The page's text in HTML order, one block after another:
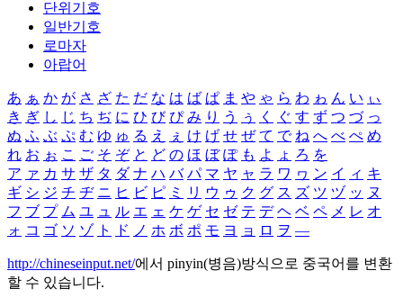
단위기호
일반기호
로마자
아랍어
あ ぁ か が さ ざ た だ な は ば ぱ ま や ゃ ら わ ゎ ん い ぃ
き ぎ し じ ち ぢ に ひ び ぴ み り う ぅ く ぐ す ず つ づ っ
ぬ ふ ぶ ぷ む ゆ ゅ る え ぇ け げ せ ぜ て で ね へ べ ぺ め
れ お ぉ こ ご そ ぞ と ど の ほ ぼ ぽ も よ ょ ろ を
ア ァ カ サ ザ タ ダ ナ ハ バ パ マ ヤ ャ ラ ワ ヮ ン イ ィ キ
ギ シ ジ チ ヂ ニ ヒ ビ ピ ミ リ ウ ゥ ク グ ス ズ ツ ヅ ッ ヌ
フ ブ プ ム ユ ュ ル エ ェ ケ ゲ セ ゼ テ デ ヘ ベ ペ メ レ オ
ォ コ ゴ ソ ゾ ト ド ノ ホ ボ ポ モ ヨ ョ ロ ヲ ―
http://chineseinput.net/에서 pinyin(병음)방식으로 중국어를 변환
할 수 있습니다.